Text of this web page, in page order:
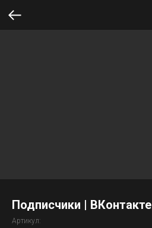
Подписчики | ВКонтакте
Артикул: